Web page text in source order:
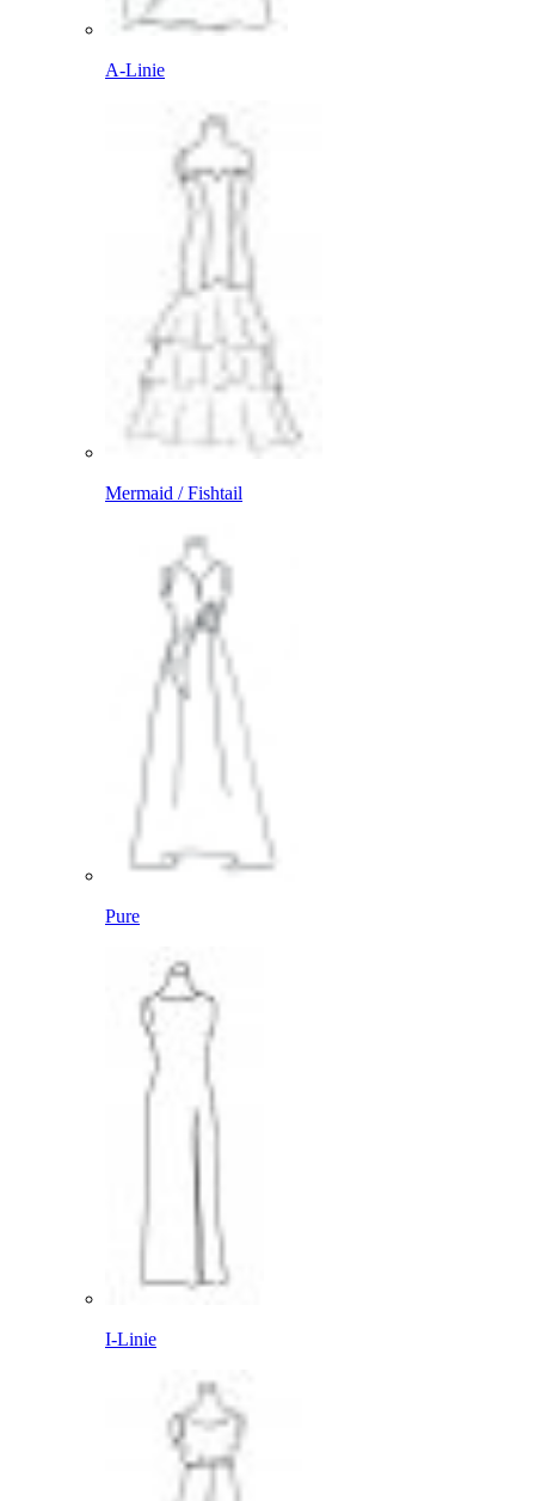
A-Linie
Mermaid / Fishtail
Pure
I-Linie